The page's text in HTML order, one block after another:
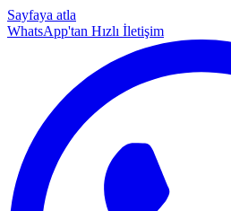
Sayfaya atla
WhatsApp'tan Hızlı İletişim